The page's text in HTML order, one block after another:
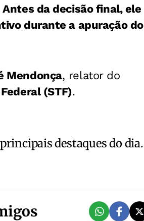
Antes da decisão final, ele
durante a apuração do
Mendonça, relator do
(STF).
destaques do dia.